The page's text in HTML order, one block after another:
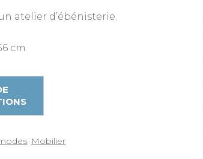
atelier d’ébénisterie.
cm
, Mobilier